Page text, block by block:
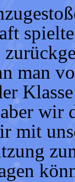
man
wir
mit